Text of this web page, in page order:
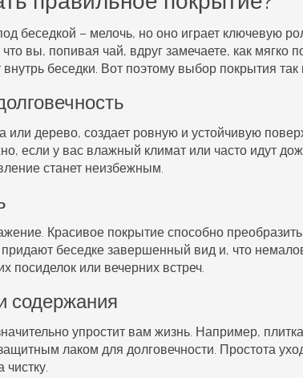
беседкой – мелочь, но оно играет ключевую
вы, попивая чай, вдруг замечаете, как мягко
внутрь беседки. Вот поэтому выбор покрытия так
или дерево, создает ровную и устойчивую
если у вас влажный климат или часто идут
станет неизбежным.
Красивое покрытие способно
придают беседке завершенный вид и, что
или вечерних встреч.
содержания
упростит вам жизнь. Например,
лаком для долговечности. Простота